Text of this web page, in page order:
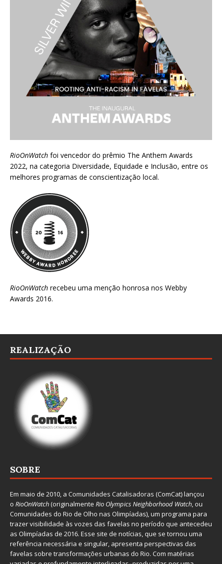
RioOnWatch foi vencedor do prêmio The Anthem Awards
2022, na categoria Diversidade, Equidade e Inclusão, entre os
melhores programas de conscientização local.
RioOnWatch recebeu uma menção honrosa nos Webby
Awards 2016.
REALIZAÇÃO
SOBRE
Em maio de 2010, a Comunidades Catalisadoras (ComCat) lançou
o RioOnWatch(originalmente Rio Olympics Neighborhood Watch, ou
Comunidades do Rio de Olho nas Olimpíadas), um programa para
trazer visibilidade às vozes das favelas no período que antecedeu
as Olimpíadas de 2016. Esse site de notícias, que se tornou uma
referência necessária e singular, apresenta perspectivas das
favelas sobre transformações urbanas do Rio. Com matérias